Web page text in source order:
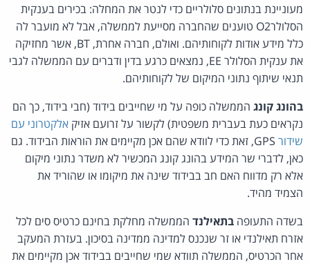
מעוניינת בנתונים סלולריים כדי לנטר את המחלה: בכירים בענקית
הסלולרO2 טוענים שהחברה מסייעת לממשלה, אבל לא מועבר לה
כלל מידע אודות לקוחותיהם. ואולם, חברה אחרת, BT, אשר מחזיקה
את ענקית הסלולר EE, נמצאים כרגע בדין ודברים עם הממשלה לגבי
תנאי שיתוף נתוני המיקום של לקוחותיהם.
בהונג קונג הממשלה כופה על מי שחייבים בידוד (חבי בידוד, כך הם
נקראים כעת בעברית משפטית) לקשור על זרועם אזיק אלקטרוני עם
שידור
GPS, זאת כדי לוודא שהם אכן מקיימים את הוראות הבידוד. גם
כאן, לדברי שר המידע בהונג קונג המכשיר לא משדר נתוני מיקום
אלא רק מדווח האם חב בבידוד שינה את מיקומו או שהוריד את
הצמיד מהיד.
בשדה התעופה בתאילנד הממשלה מחלקת בחינם כרטיס סים לכל
אזרח תאילנדי או זר שנכנס למדינה ממדינה בסיכון. בעזרת המעקב
אחר הכרטיס, הממשלה תוודא שמי שחייבים בבידוד אכן מקיימים את